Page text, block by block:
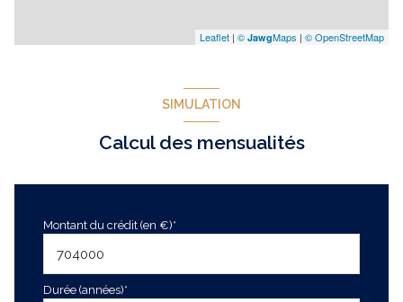
Leaflet | © JawgMaps | © OpenStreetMap
SIMULATION
Calcul des mensualités
Montant du crédit (en €)*
Durée (années)*